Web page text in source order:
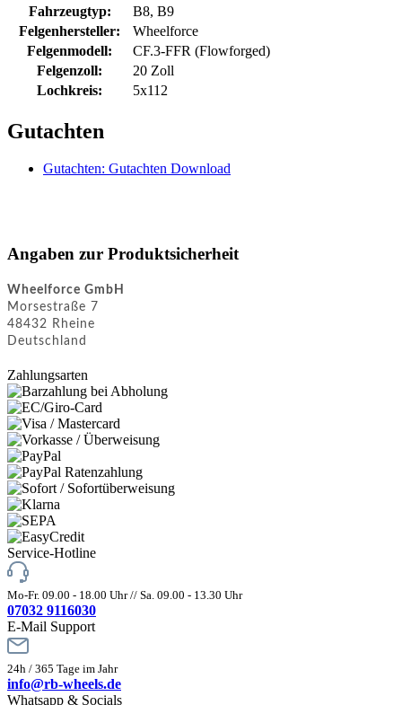
Fahrzeugtyp:
B8, B9
Felgenhersteller:
Wheelforce
Felgenmodell:
CF.3-FFR (Flowforged)
Felgenzoll:
20 Zoll
Lochkreis:
5x112
Gutachten
Gutachten: Gutachten Download
Angaben zur Produktsicherheit
Wheelforce GmbH
Morsestraße 7
48432 Rheine
Deutschland
Zahlungsarten
Service-Hotline
Mo-Fr. 09.00 - 18.00 Uhr // Sa. 09.00 - 13.30 Uhr
07032 9116030
E-Mail Support
24h / 365 Tage im Jahr
info@rb-wheels.de
Whatsapp & Socials